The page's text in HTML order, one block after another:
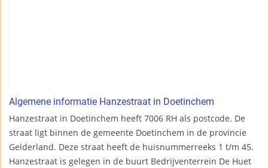
Algemene informatie Hanzestraat in Doetinchem
Hanzestraat in Doetinchem heeft 7006 RH als postcode. De
straat ligt binnen de gemeente Doetinchem in de provincie
Gelderland. Deze straat heeft de huisnummerreeks 1 t/m 45.
Hanzestraat is gelegen in de buurt Bedrijventerrein De Huet